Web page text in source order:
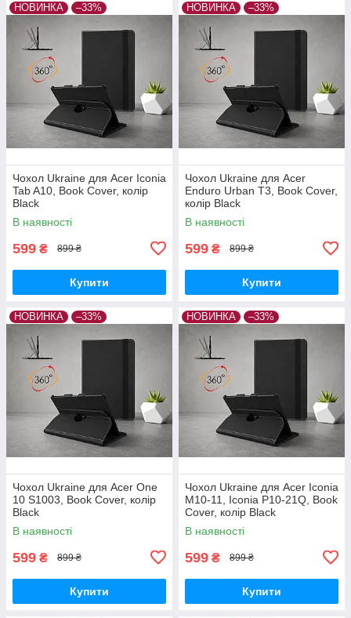
НОВИНКА –33%
Чохол Ukraine для Acer Iconia
Tab A10, Book Cover, колір
Black
В наявності
599 ₴ 899 ₴
Купити
НОВИНКА –33%
Чохол Ukraine для Acer
Enduro Urban T3, Book Cover,
колір Black
В наявності
599 ₴ 899 ₴
Купити
НОВИНКА –33%
Чохол Ukraine для Acer One
10 S1003, Book Cover, колір
Black
В наявності
599 ₴ 899 ₴
Купити
НОВИНКА –33%
Чохол Ukraine для Acer Iconia
M10-11, Iconia P10-21Q, Book
Cover, колір Black
В наявності
599 ₴ 899 ₴
Купити